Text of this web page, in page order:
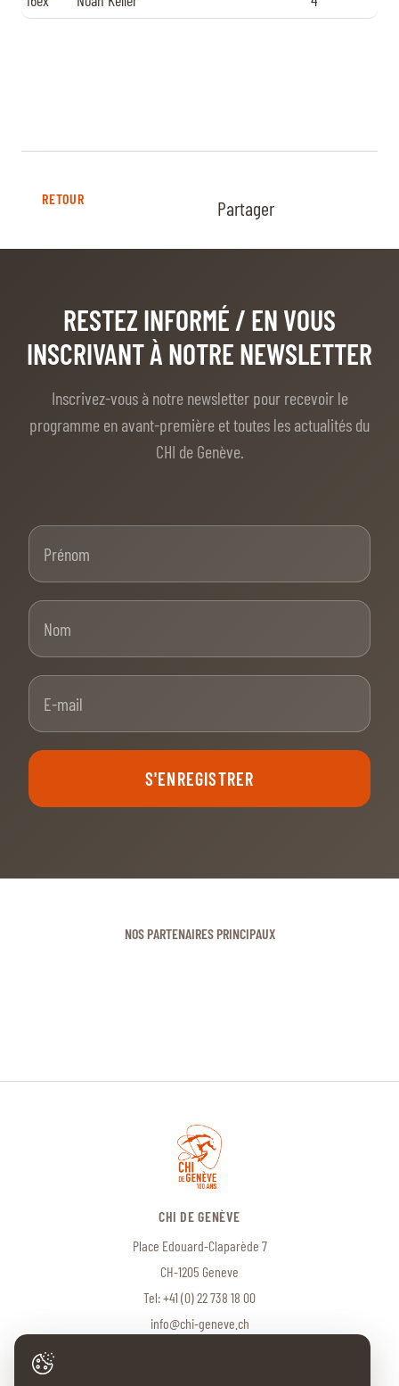
RETOUR Partager
RESTEZ INFORMÉ / EN VOUS
INSCRIVANT À NOTRE NEWSLETTER
Inscrivez-vous à notre newsletter pour recevoir le
programme en avant-première et toutes les actualités du
CHI de Genève.
S'ENREGISTRER
NOS PARTENAIRES PRINCIPAUX
CHI DE GENÈVE
Place Edouard-Claparède 7
CH-1205 Geneve
Tel:+41 (0) 22 738 18 00
info@chi-geneve.ch